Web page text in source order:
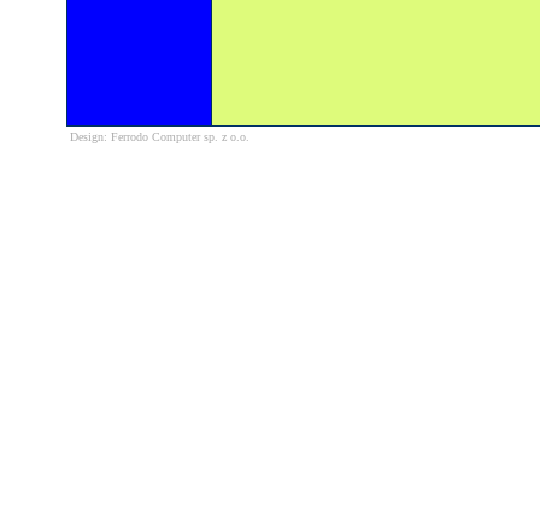
Design: Ferrodo Computer sp. z o.o.